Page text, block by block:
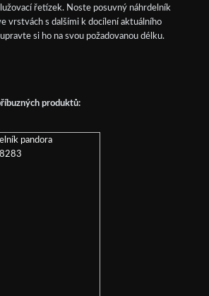
řetízek. Noste posuvný náhrdelník
vrstvách s dalšími k docílení aktuálního
si ho na svou požadovanou délku.
produktů: